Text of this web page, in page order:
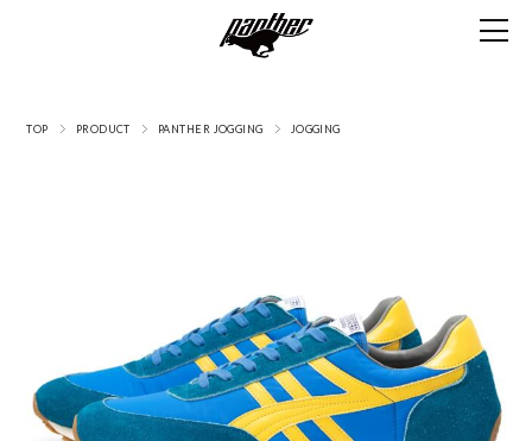
TOP PRODUCT PANTHER JOGGING JOGGING